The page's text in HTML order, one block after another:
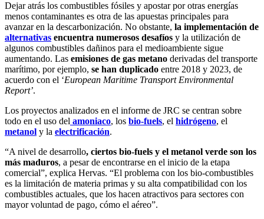
Dejar atrás los combustibles fósiles y apostar por otras energías
menos contaminantes es otra de las apuestas principales para
avanzar en la descarbonización. No obstante, la implementación de
alternativas encuentra numerosos desafíos y la utilización de
algunos combustibles dañinos para el medioambiente sigue
aumentando. Las emisiones de gas metano derivadas del transporte
marítimo, por ejemplo, se han duplicado entre 2018 y 2023, de
acuerdo con el ‘European Maritime Transport Environmental
Report’.
Los proyectos analizados en el informe de JRC se centran sobre
todo en el uso del amoniaco, los bio-fuels, el hidrógeno, el
metanol y la electrificación.
“A nivel de desarrollo, ciertos bio-fuels y el metanol verde son los
más maduros, a pesar de encontrarse en el inicio de la etapa
comercial”, explica Hervas. “El problema con los bio-combustibles
es la limitación de materia primas y su alta compatibilidad con los
combustibles actuales, que los hacen atractivos para sectores con
mayor voluntad de pago, cómo el aéreo”.